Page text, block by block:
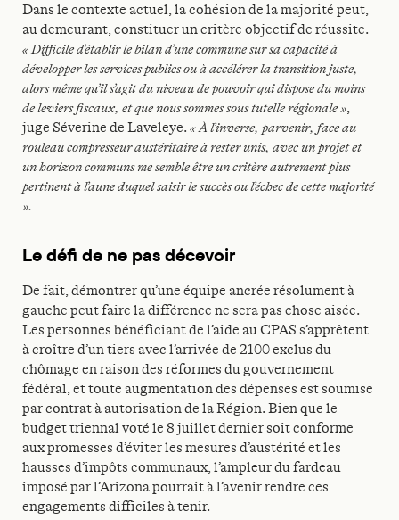
Dans le contexte actuel, la cohésion de la majorité peut,
au demeurant, constituer un critère objectif de réussite.
« Difficile d’établir le bilan d’une commune sur sa capacité à
développer les services publics ou à accélérer la transition juste,
alors même qu’il s’agit du niveau de pouvoir qui dispose du moins
de leviers fiscaux, et que nous sommes sous tutelle régionale »,
juge Séverine de Laveleye. « À l’inverse, parvenir, face au
rouleau compresseur austéritaire à rester unis, avec un projet et
un horizon communs me semble être un critère autrement plus
pertinent à l’aune duquel saisir le succès ou l’échec de cette majorité
».
Le défi de ne pas décevoir
De fait, démontrer qu’une équipe ancrée résolument à
gauche peut faire la différence ne sera pas chose aisée.
Les personnes bénéficiant de l’aide au CPAS s’apprêtent
à croître d’un tiers avec l’arrivée de 2100 exclus du
chômage en raison des réformes du gouvernement
fédéral, et toute augmentation des dépenses est soumise
par contrat à autorisation de la Région. Bien que le
budget triennal voté le 8 juillet dernier soit conforme
aux promesses d’éviter les mesures d’austérité et les
hausses d’impôts communaux, l’ampleur du fardeau
imposé par l’Arizona pourrait à l’avenir rendre ces
engagements difficiles à tenir.